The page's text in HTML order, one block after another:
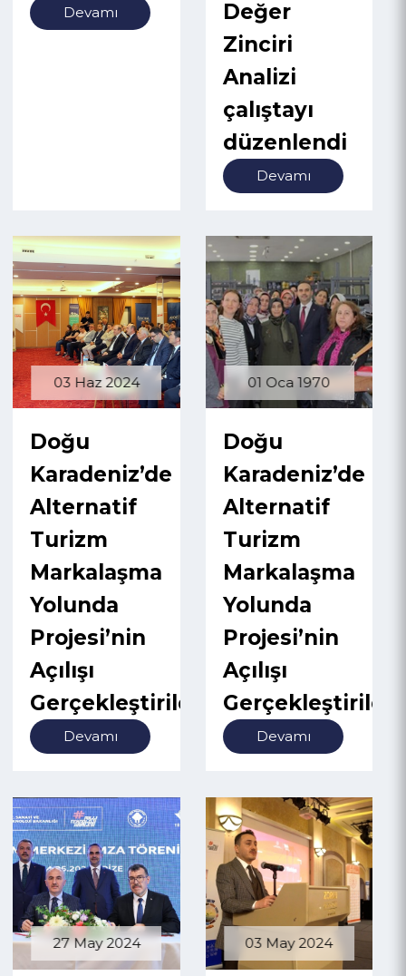
Yetişecek
Sektörü
Değer
Zinciri
Analizi
çalıştayı
Devamı
03 Haz 2024
Doğu
Karadeniz’de
Alternatif
Turizm
Markalaşma
Yolunda
Projesi’nin
Açılışı
Gerçekleştirildi
Devamı
01 Oca 1970
Doğu
Karadeniz’de
Alternatif
Turizm
Markalaşma
Yolunda
Projesi’nin
Açılışı
Devamı